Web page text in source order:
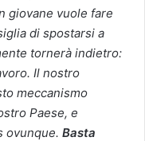
giovane vuole fare
di spostarsi a
tornerà indietro:
Il nostro
meccanismo
Paese, e
ovunque. Basta